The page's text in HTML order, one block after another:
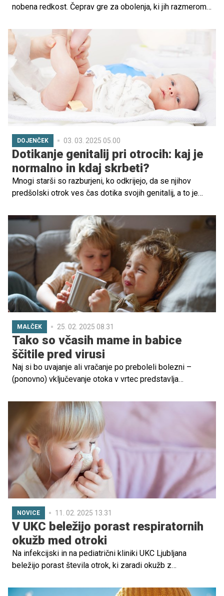
nobena redkost. Čeprav gre za obolenja, ki jih razmeroma
ravno pametno igrati zdravnike in postavljati domačih
diagnoz, še posebej ko zbolijo otroci. A tudi misel na
polne čakalnice pediatričnih ali splošnih ambulant v takih
trenutkih ni ravno pomirjujoča. Na srečo obstaja srednja
pot!
DOJENČEK 03. 03. 2025 05.00
Dotikanje genitalij pri otrocih: kaj je
normalno in kdaj skrbeti?
Mnogi starši so razburjeni, ko odkrijejo, da se njihov
predšolski otrok ves čas dotika svojih genitalij, a to je
predšolskih otrok in se lahko pojavi že v prvem in drugem
letu življenja, ko otrok odkrije svoje genitalije.
MALČEK 25. 02. 2025 08.31
Tako so včasih mame in babice
ščitile pred virusi
Naj si bo uvajanje ali vračanje po preboleli bolezni –
(ponovno) vključevanje otoka v vrtec predstavlja
prištejemo še vsakodnevni stik z večjo skupino otrok in s
tem tudi pogostejši stik s povzročitelji najrazličnejših
nalezljivih bolezni, imamo na dlani jasen odgovor, zakaj je
nujno poskrbeti za krepitev imunske odpornosti naših
malčkov. A kako se tega lotiti pri tistih najmlajših, ki so
najbolj dovzeti za okužbe?
NOVICE 11. 02. 2025 13.31
V UKC beležijo porast respiratornih
okužb med otroki
Na infekcijski in na pediatrični kliniki UKC Ljubljana
beležijo porast števila otrok, ki zaradi okužb z
potrebujejo bolnišnično zdravljenje. Staršem